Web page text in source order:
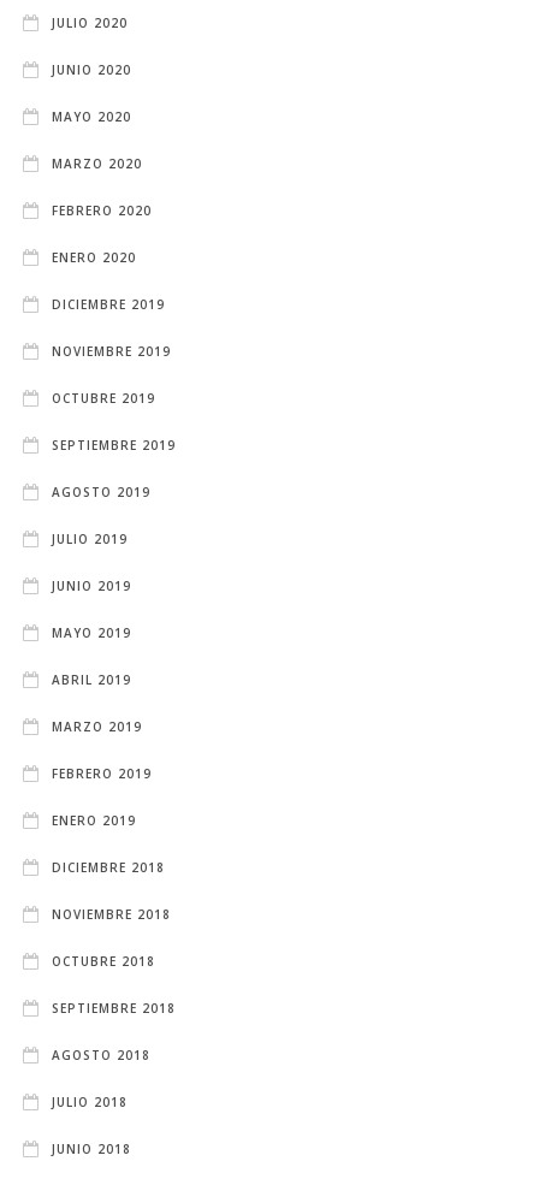
JULIO 2020
JUNIO 2020
MAYO 2020
MARZO 2020
FEBRERO 2020
ENERO 2020
DICIEMBRE 2019
NOVIEMBRE 2019
OCTUBRE 2019
SEPTIEMBRE 2019
AGOSTO 2019
JULIO 2019
JUNIO 2019
MAYO 2019
ABRIL 2019
MARZO 2019
FEBRERO 2019
ENERO 2019
DICIEMBRE 2018
NOVIEMBRE 2018
OCTUBRE 2018
SEPTIEMBRE 2018
AGOSTO 2018
JULIO 2018
JUNIO 2018